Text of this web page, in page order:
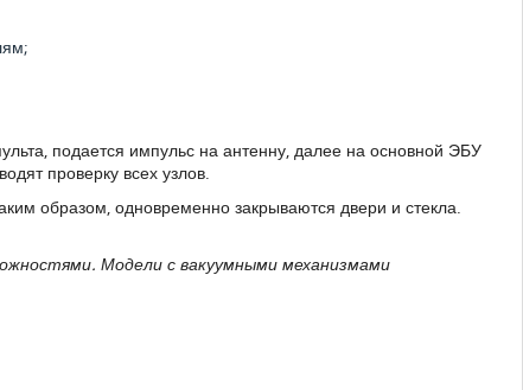
подается импульс на антенну, далее на основной ЭБУ
проверку всех узлов.
образом, одновременно закрываются двери и стекла.
Модели с вакуумными механизмами